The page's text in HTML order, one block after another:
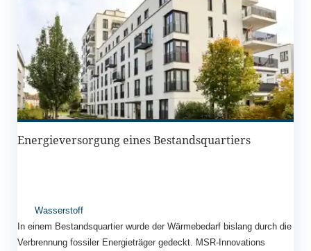
Energieversorgung eines Bestandsquartiers
Wasserstoff
In einem Bestandsquartier wurde der Wärmebedarf bislang durch die
Verbrennung fossiler Energieträger gedeckt. MSR-Innovations